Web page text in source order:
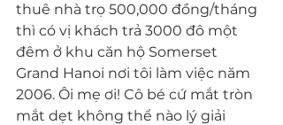
thuê nhà trọ 500,000 đồng/tháng
thì có vị khách trả 3000 đô một
đêm ở khu căn hộ Somerset
Grand Hanoi nơi tôi làm việc năm
2006. Ôi mẹ ơi! Cô bé cứ mắt tròn
mắt dẹt không thể nào lý giải